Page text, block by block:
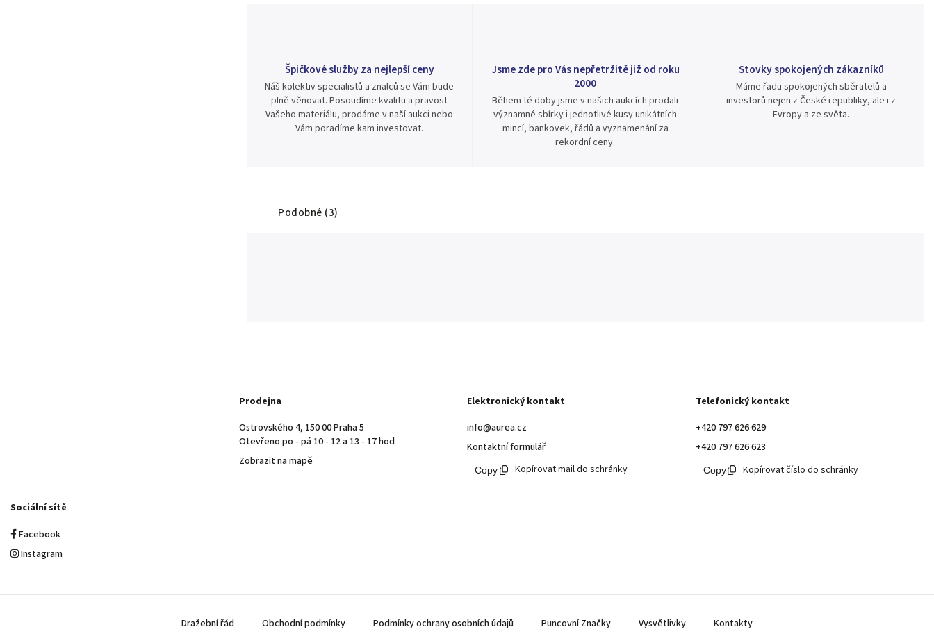
Špičkové služby za nejlepší ceny
Náš kolektiv specialistů a znalců se Vám bude
plně věnovat. Posoudíme kvalitu a pravost
Vašeho materiálu, prodáme v naší aukci nebo
Vám poradíme kam investovat.
Jsme zde pro Vás nepřetržitě již od roku
2000
Během té doby jsme v našich aukcích prodali
významné sbírky i jednotlivé kusy unikátních
mincí, bankovek, řádů a vyznamenání za
rekordní ceny.
Stovky spokojených zákazníků
Máme řadu spokojených sběratelů a
investorů nejen z České republiky, ale i z
Evropy a ze světa.
Podobné (3)
Prodejna
Ostrovského 4, 150 00 Praha 5
Otevřeno po - pá 10 - 12 a 13 - 17 hod
Zobrazit na mapě
Elektronický kontakt
info@aurea.cz
Kontaktní formulář
Kopírovat mail do schránky
Telefonický kontakt
+420 797 626 629
+420 797 626 623
Kopírovat číslo do schránky
Sociální sítě
Facebook
Instagram
Dražební řád Obchodní podmínky Podmínky ochrany osobních údajů Puncovní Značky Vysvětlivky Kontakty